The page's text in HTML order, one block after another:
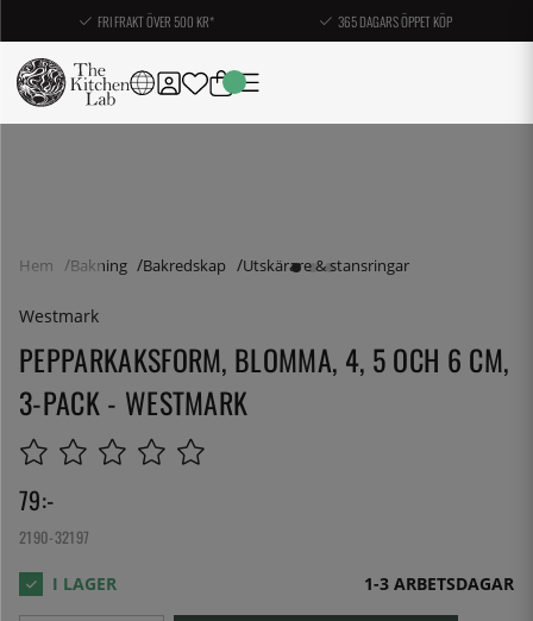
FRI FRAKT ÖVER 500 KR* 365 DAGARS ÖPPET KÖP
Hem Bakning Bakredskap Utskärare & stansringar
Westmark
PEPPARKAKSFORM, BLOMMA, 4, 5 OCH 6 CM,
3-PACK - WESTMARK
79:-
2190-32197
1-3 ARBETSDAGAR